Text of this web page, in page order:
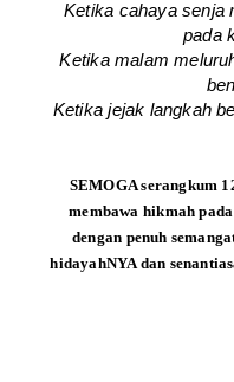
Ketika cahaya senja
pada
Ketika malam
Ketika jejak langkah
SEMOGA serangkum
membawa hikmah
dengan penuh
hidayahNYA dan